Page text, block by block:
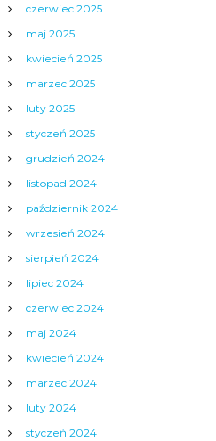
czerwiec 2025
maj 2025
kwiecień 2025
marzec 2025
luty 2025
styczeń 2025
grudzień 2024
listopad 2024
październik 2024
wrzesień 2024
sierpień 2024
lipiec 2024
czerwiec 2024
maj 2024
kwiecień 2024
marzec 2024
luty 2024
styczeń 2024